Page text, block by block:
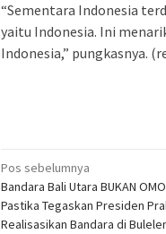
“Sementara Indonesia
yaitu Indonesia. Ini
Indonesia,” pungkasnya.
Navigasi
pos
Pos sebelumnya
Bandara Bali Utara BUKAN
Pastika Tegaskan Presiden
Realisasikan Bandara di